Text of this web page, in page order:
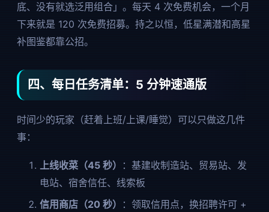
底、没有就选泛用组合」。每天 4 次免费机会，一个月
下来就是 120 次免费招募。持之以恒，低星满潜和高星
补图鉴都靠公招。
四、每日任务清单：5 分钟速通版
时间少的玩家（赶着上班/上课/睡觉）可以只做这几件
事：
上线收菜（45 秒）
：基建收制造站、贸易站、发
电站、宿舍信任、线索板
信用商店（20 秒）
：领取信用点，换招聘许可 +